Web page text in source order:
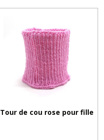
Tour de cou rose pour fille